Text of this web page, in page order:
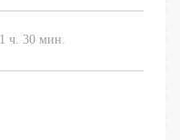
ч. 30 мин.